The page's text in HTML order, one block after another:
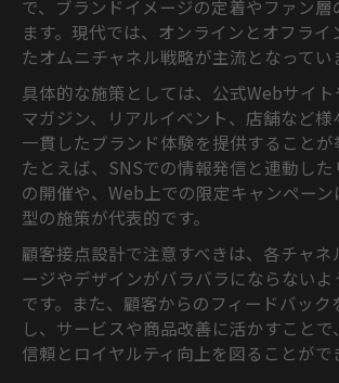
で、ブランドイメージの定着やファン層
ます。現代では、オンラインとオフライ
たオムニチャネル戦略が主流となってい
具体的な施策としては、公式Webサイ
マガジン、リアルイベント、店舗など様
一貫したブランド体験を提供することが
たとえば、SNSでの情報発信と連動した
の開催や、Web上での限定キャンペー
型の施策が代表的です。
顧客接点設計で注意すべきは、各チャネ
ージやデザインがバラバラにならないよ
です。また、顧客からのフィードバック
し、サービスや商品改善に活かすこと
信頼とロイヤルティ向上を図ることがで